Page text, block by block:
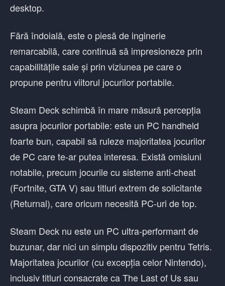
desktop.
Fără îndoială, este o piesă de inginerie
remarcabilă, care continuă să impresioneze prin
capabilitățile sale și prin viziunea pe care o
propune pentru viitorul jocurilor portabile.
Steam Deck schimbă în mare măsură percepția
asupra jocurilor portabile: este un PC handheld
foarte bun, capabil să ruleze majoritatea jocurilor
de PC care te-ar putea interesa. Există omisiuni
notabile, precum jocurile cu sisteme anti-cheat
(Fortnite, GTA V) sau titluri extrem de solicitante
(Returnal), care oricum necesită PC-uri de top.
Steam Deck nu este un PC ultra-performant de
buzunar, dar nici un simplu dispozitiv pentru Tetris.
Majoritatea jocurilor (cu excepția celor Nintendo),
inclusiv titluri consacrate ca The Last of Us sau